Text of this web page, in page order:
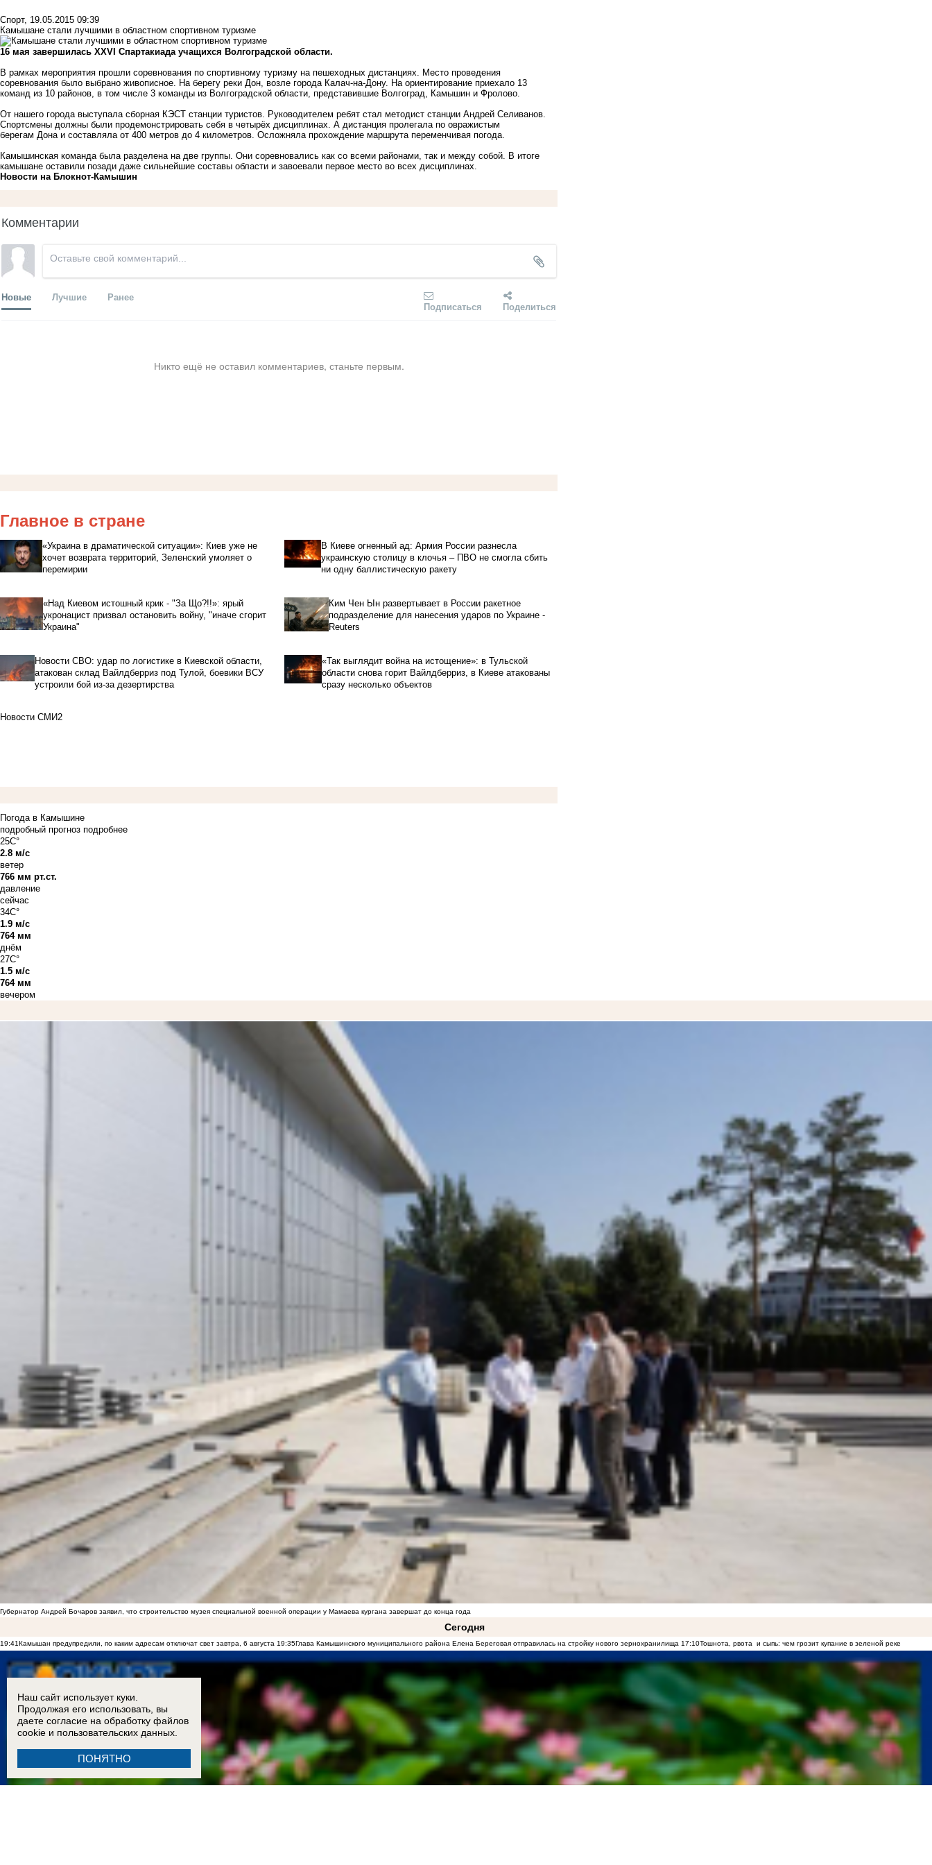
Спорт, 19.05.2015 09:39
Камышане стали лучшими в областном спортивном туризме
16 мая завершилась XXVI Спартакиада учащихся Волгоградской области.
В рамках мероприятия прошли соревнования по спортивному туризму на пешеходных дистанциях. Место проведения
соревнования было выбрано живописное. На берегу реки Дон, возле города Калач-на-Дону. На ориентирование приехало 13
команд из 10 районов, в том числе 3 команды из Волгоградской области, представившие Волгоград, Камышин и Фролово.
От нашего города выступала сборная КЭСТ станции туристов. Руководителем ребят стал методист станции Андрей Селиванов.
Спортсмены должны были продемонстрировать себя в четырёх дисциплинах. А дистанция пролегала по овражистым
берегам Дона и составляла от 400 метров до 4 километров. Осложняла прохождение маршрута переменчивая погода.
Камышинская команда была разделена на две группы. Они соревновались как со всеми районами, так и между собой. В итоге
камышане оставили позади даже сильнейшие составы области и завоевали первое место во всех дисциплинах.
Новости на Блoкнoт-Камышин
Комментарии
Новые Лучшие Ранее
Подписаться Поделиться
Никто ещё не оставил комментариев, станьте первым.
Главное в стране
«Украина в драматической ситуации»: Киев уже не
хочет возврата территорий, Зеленский умоляет о
перемирии
В Киеве огненный ад: Армия России разнесла
украинскую столицу в клочья – ПВО не смогла сбить
ни одну баллистическую ракету
«Над Киевом истошный крик - "За Що?!!»: ярый
укронацист призвал остановить войну, "иначе сгорит
Украина"
Ким Чен Ын развертывает в России ракетное
подразделение для нанесения ударов по Украине -
Reuters
Новости СВО: удар по логистике в Киевской области,
атакован склад Вайлдберриз под Тулой, боевики ВСУ
устроили бой из-за дезертирства
«Так выглядит война на истощение»: в Тульской
области снова горит Вайлдберриз, в Киеве атакованы
сразу несколько объектов
Новости СМИ2
Погода в Камышине
подробный прогноз подробнее
25C°
2.8 м/с
ветер
766 мм рт.ст.
давление
сейчас
34C°
1.9 м/с
764 мм
днём
27C°
1.5 м/с
764 мм
вечером
Губернатор Андрей Бочаров заявил, что строительство музея специальной военной операции у Мамаева кургана завершат до конца года
Сегодня
19:41Камышан предупредили, по каким адресам отключат свет завтра, 6 августа 19:35Глава Камышинского муниципального района Елена Береговая отправилась на стройку нового зернохранилища 17:10Тошнота, рвота и сыпь: чем грозит купание в зеленой реке
Наш сайт использует куки.
Продолжая его использовать, вы
даете согласие на обработку файлов
cookie и пользовательских данных.
ПОНЯТНО